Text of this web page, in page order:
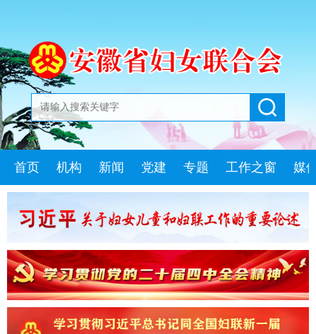
首页 机构 新闻 党建 专题 工作之窗 媒